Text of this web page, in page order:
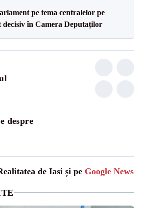
pe tema centralelor pe
decisiv în Camera Deputaților
despre
de Iasi și pe Google News